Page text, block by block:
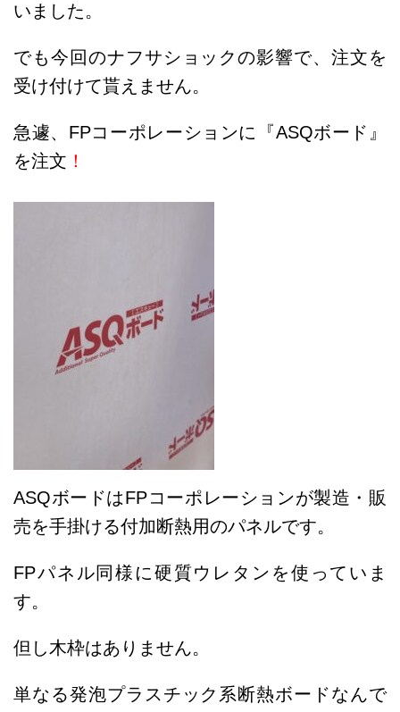
いました。
でも今回のナフサショックの影響で、注文を
受け付けて貰えません。
急遽、FPコーポレーションに『ASQボード』
を注文 ！
ASQボードはFPコーポレーションが製造・販
売を手掛ける付加断熱用のパネルです。
FPパネル同様に硬質ウレタンを使っていま
す。
但し木枠はありません。
単なる発泡プラスチック系断熱ボードなんで